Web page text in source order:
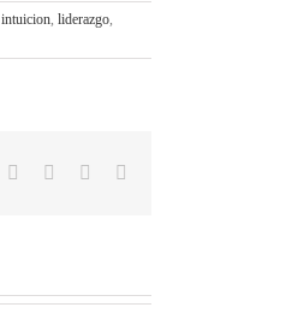
intuicion, liderazgo,
Facebook WhatsApp